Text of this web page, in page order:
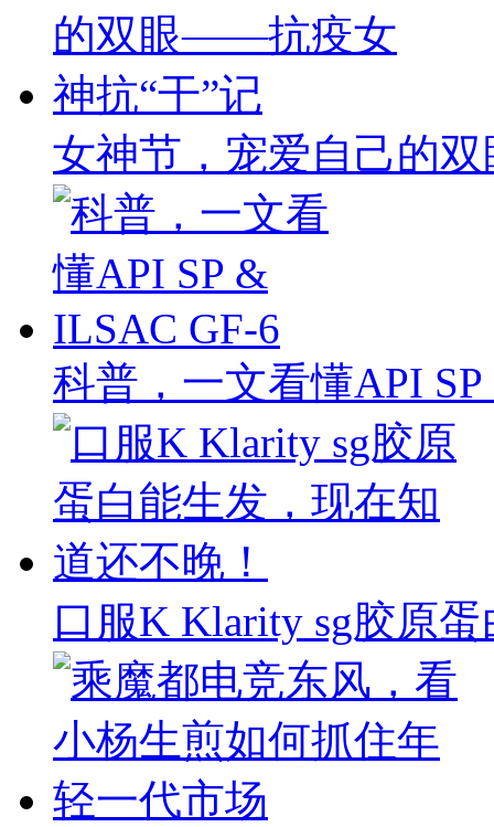
女神节，宠爱自己的
科普，一文看懂API
口服K Klarity sg胶原